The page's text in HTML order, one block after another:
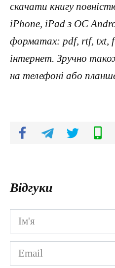
скачати книгу
iPhone, iPad з ОС
форматах: pdf, rtf, txt,
інтернет. Зручно
на телефоні або
Відгуки
Ім'я
*
Email
*